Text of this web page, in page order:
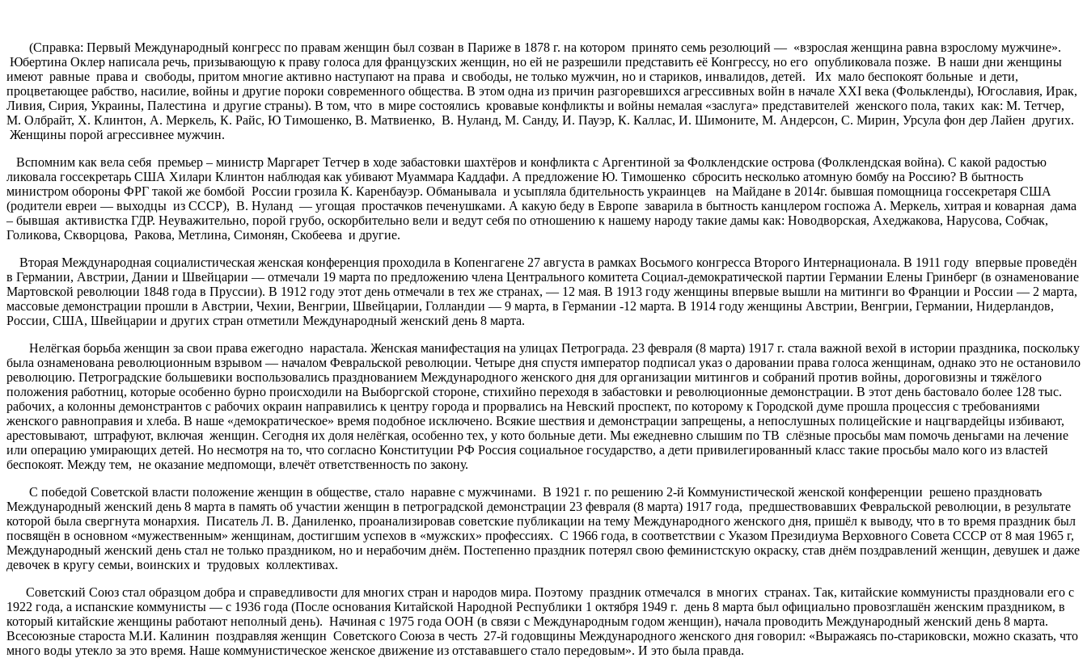
(Справка: Первый Международный конгресс по правам женщин был созван в Париже в 1878 г. на котором принято семь резолюций — «взрослая женщина равна взрослому мужчине».
Юбертина Оклер написала речь, призывающую к праву голоса для французских женщин, но ей не разрешили представить её Конгрессу, но его опубликовала позже. В наши дни женщины
имеют равные права и свободы, притом многие активно наступают на права и свободы, не только мужчин, но и стариков, инвалидов, детей. Их мало беспокоят больные и дети,
процветающее рабство, насилие, войны и другие пороки современного общества. В этом одна из причин разгоревшихся агрессивных войн в начале ХХI века (Фолькленды), Югославия, Ирак,
Ливия, Сирия, Украины, Палестина и другие страны). В том, что в мире состоялись кровавые конфликты и войны немалая «заслуга» представителей женского пола, таких как: М. Тетчер,
М. Олбрайт, Х. Клинтон, А. Меркель, К. Райс, Ю Тимошенко, В. Матвиенко, В. Нуланд, М. Санду, И. Пауэр, К. Каллас, И. Шимоните, М. Андерсон, С. Мирин, Урсула фон дер Лайен других.
Женщины порой агрессивнее мужчин.
Вспомним как вела себя премьер – министр Маргарет Тетчер в ходе забастовки шахтёров и конфликта с Аргентиной за Фолклендские острова (Фолклендская война). С какой радостью
ликовала госсекретарь США Хилари Клинтон наблюдая как убивают Муаммара Каддафи. А предложение Ю. Тимошенко сбросить несколько атомную бомбу на Россию? В бытность
министром обороны ФРГ такой же бомбой России грозила К. Каренбауэр. Обманывала и усыпляла бдительность украинцев на Майдане в 2014г. бывшая помощница госсекретаря США
(родители евреи — выходцы из СССР), В. Нуланд — угощая простачков печенушками. А какую беду в Европе заварила в бытность канцлером госпожа А. Меркель, хитрая и коварная дама
– бывшая активистка ГДР. Неуважительно, порой грубо, оскорбительно вели и ведут себя по отношению к нашему народу такие дамы как: Новодворская, Ахеджакова, Нарусова, Собчак,
Голикова, Скворцова, Ракова, Метлина, Симонян, Скобеева и другие.
Вторая Международная социалистическая женская конференция проходила в Копенгагене 27 августа в рамках Восьмого конгресса Второго Интернационала. В 1911 году впервые проведён
в Германии, Австрии, Дании и Швейцарии — отмечали 19 марта по предложению члена Центрального комитета Социал-демократической партии Германии Елены Гринберг (в ознаменование
Мартовской революции 1848 года в Пруссии). В 1912 году этот день отмечали в тех же странах, — 12 мая. В 1913 году женщины впервые вышли на митинги во Франции и России — 2 марта,
массовые демонстрации прошли в Австрии, Чехии, Венгрии, Швейцарии, Голландии — 9 марта, в Германии -12 марта. В 1914 году женщины Австрии, Венгрии, Германии, Нидерландов,
России, США, Швейцарии и других стран отметили Международный женский день 8 марта.
Нелёгкая борьба женщин за свои права ежегодно нарастала. Женская манифестация на улицах Петрограда. 23 февраля (8 марта) 1917 г. стала важной вехой в истории праздника, поскольку
была ознаменована революционным взрывом — началом Февральской революции. Четыре дня спустя император подписал указ о даровании права голоса женщинам, однако это не остановило
революцию. Петроградские большевики воспользовались празднованием Международного женского дня для организации митингов и собраний против войны, дороговизны и тяжёлого
положения работниц, которые особенно бурно происходили на Выборгской стороне, стихийно переходя в забастовки и революционные демонстрации. В этот день бастовало более 128 тыс.
рабочих, а колонны демонстрантов с рабочих окраин направились к центру города и прорвались на Невский проспект, по которому к Городской думе прошла процессия с требованиями
женского равноправия и хлеба. В наше «демократическое» время подобное исключено. Всякие шествия и демонстрации запрещены, а непослушных полицейские и нацгвардейцы избивают,
арестовывают, штрафуют, включая женщин. Сегодня их доля нелёгкая, особенно тех, у кото больные дети. Мы ежедневно слышим по ТВ слёзные просьбы мам помочь деньгами на лечение
или операцию умирающих детей. Но несмотря на то, что согласно Конституции РФ Россия социальное государство, а дети привилегированный класс такие просьбы мало кого из властей
беспокоят. Между тем, не оказание медпомощи, влечёт ответственность по закону.
С победой Советской власти положение женщин в обществе, стало наравне с мужчинами. В 1921 г. по решению 2-й Коммунистической женской конференции решено праздновать
Международный женский день 8 марта в память об участии женщин в петроградской демонстрации 23 февраля (8 марта) 1917 года, предшествовавших Февральской революции, в результате
которой была свергнута монархия. Писатель Л. В. Даниленко, проанализировав советские публикации на тему Международного женского дня, пришёл к выводу, что в то время праздник был
посвящён в основном «мужественным» женщинам, достигшим успехов в «мужских» профессиях. С 1966 года, в соответствии с Указом Президиума Верховного Совета СССР от 8 мая 1965 г,
Международный женский день стал не только праздником, но и нерабочим днём. Постепенно праздник потерял свою феминистскую окраску, став днём поздравлений женщин, девушек и даже
девочек в кругу семьи, воинских и трудовых коллективах.
Советский Союз стал образцом добра и справедливости для многих стран и народов мира. Поэтому праздник отмечался в многих странах. Так, китайские коммунисты праздновали его с
1922 года, а испанские коммунисты — с 1936 года (После основания Китайской Народной Республики 1 октября 1949 г. день 8 марта был официально провозглашён женским праздником, в
который китайские женщины работают неполный день). Начиная с 1975 года ООН (в связи с Международным годом женщин), начала проводить Международный женский день 8 марта.
Всесоюзные староста М.И. Калинин поздравляя женщин Советского Союза в честь 27-й годовщины Международного женского дня говорил: «Выражаясь по-стариковски, можно сказать, что
много воды утекло за это время. Наше коммунистическое женское движение из отстававшего стало передовым». И это была правда.